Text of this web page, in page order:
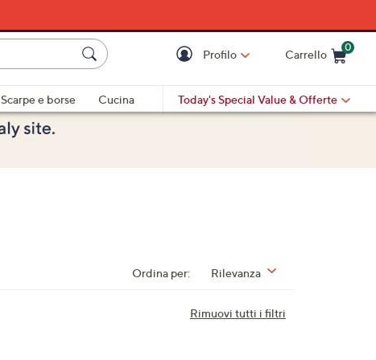
Profilo Carrello
0
Scarpe e borse
Cucina
Today's Special Value & Offerte
Ordina per: Rilevanza
Rimuovi tutti i filtri